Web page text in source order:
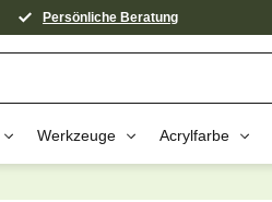
Persönliche Beratung
Werkzeuge Acrylfarbe